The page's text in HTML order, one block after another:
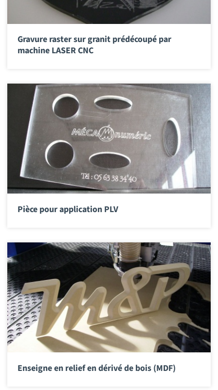
Gravure raster sur granit prédécoupé par
machine LASER CNC
Pièce pour application PLV
Enseigne en relief en dérivé de bois (MDF)